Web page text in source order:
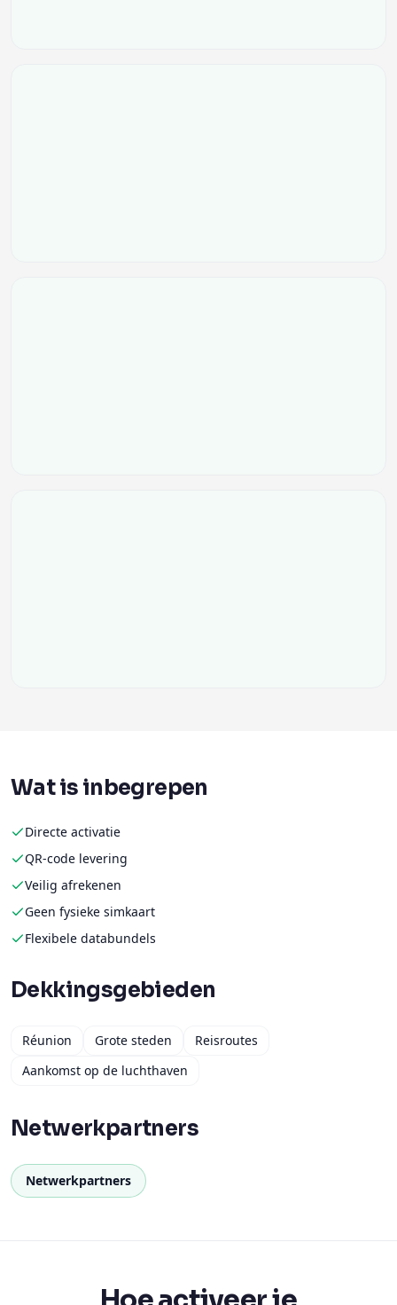
Wat is inbegrepen
Directe activatie
QR-code levering
Veilig afrekenen
Geen fysieke simkaart
Flexibele databundels
Dekkingsgebieden
Réunion Grote steden
Reisroutes
Aankomst op de luchthaven
Netwerkpartners
Netwerkpartners